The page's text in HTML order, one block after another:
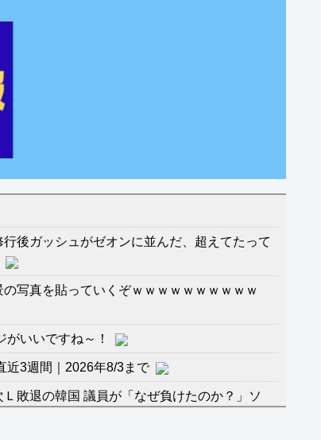
行後ガッシュがゼオンに並んだ、超えてたって
の写真を貼っていくぞｗｗｗｗｗｗｗｗｗｗ
いいですね～！
近3週間｜2026年8/3まで
Ｌ敗退の韓国 議員が「なぜ負けたのか？」ソ